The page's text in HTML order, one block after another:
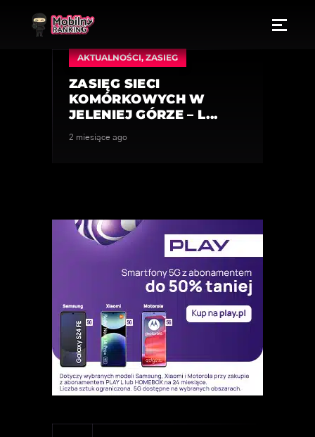
AKTUALNOŚCI,ZASIEG
ZASIĘG SIECI
KOMÓRKOWYCH W
JELENIEJ GÓRZE – L...
2 miesiące ago